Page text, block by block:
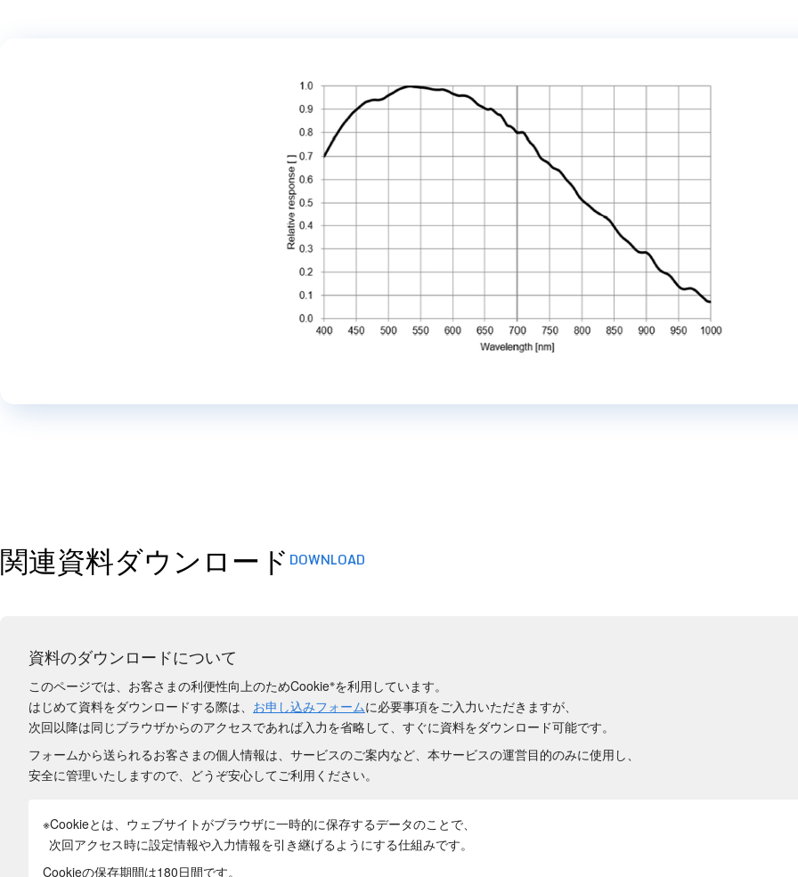
DOWNLOAD
関連資料ダウンロード
資料のダウンロードについて
このページでは、お客さまの利便性向上のためCookie※を利用しています。
はじめて資料をダウンロードする際は、 お申し込みフォームに必要事項をご入力いただきますが、
次回以降は同じブラウザからのアクセスであれば入力を省略して、すぐに資料をダウンロード可能です。
フォームから送られるお客さまの個人情報は、サービスのご案内など、本サービスの運営目的のみに使用し、
安全に管理いたしますので、どうぞ安心してご利用ください。
※Cookieとは、ウェブサイトがブラウザに一時的に保存するデータのことで、
次回アクセス時に設定情報や入力情報を引き継げるようにする仕組みです。
Cookieの保存期間は180日間です。